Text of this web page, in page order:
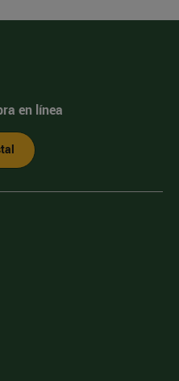
en línea